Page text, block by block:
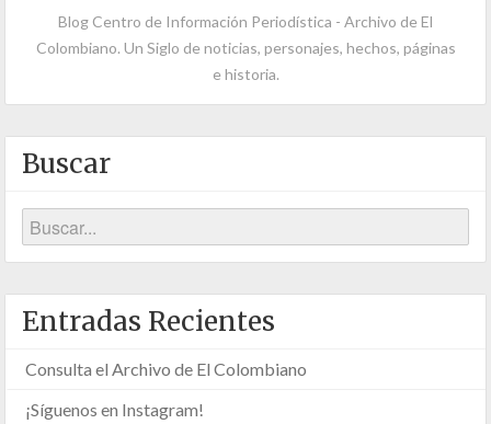
Blog Centro de Información Periodística - Archivo de El
Colombiano. Un Siglo de noticias, personajes, hechos, páginas
e historia.
Buscar
Entradas Recientes
Consulta el Archivo de El Colombiano
¡Síguenos en Instagram!